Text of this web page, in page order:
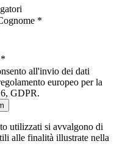
*
*
all'invio dei dati
europeo per la
GDPR.
utilizzati si avvalgono di
alle finalità illustrate nella